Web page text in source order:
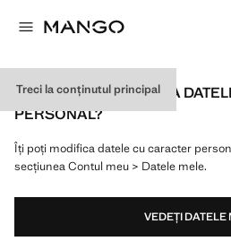
Treci la conținutul principal
CUM ÎMI POT MODIFICA
PERSONAL?
Îți poți modifica datele cu caracter
secțiunea Contul meu > Datele mele.
VEDEȚI DATELE